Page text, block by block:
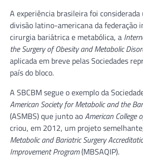
A experiência brasileira foi considerada
divisão latino-americana da federação
cirurgia bariátrica e metabólica, a
the Surgery of Obesity and Metabolic
aplicada em breve pelas Sociedades
país do bloco.
A SBCBM segue o exemplo da
American Society for Metabolic and the
(ASMBS) que junto aoAmerican College
criou, em 2012, um projeto
Metabolic and Bariatric Surgery
Improvement Program(MBSAQIP).